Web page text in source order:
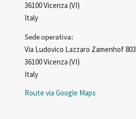
36100 Vicenza (VI)
Italy
Sede operativa:
Via Ludovico Lazzaro Zamenhof 803
36100 Vicenza (VI)
Italy
Route via Google Maps